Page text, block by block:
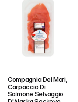
Compagnia Dei Mari,
Carpaccio Di
Salmone Selvaggio